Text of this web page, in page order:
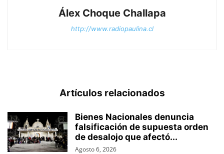
Álex Choque Challapa
http://www.radiopaulina.cl
Artículos relacionados
Bienes Nacionales denuncia
falsificación de supuesta orden
de desalojo que afectó...
Agosto 6, 2026